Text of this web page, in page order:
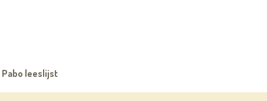
Pabo leeslijst